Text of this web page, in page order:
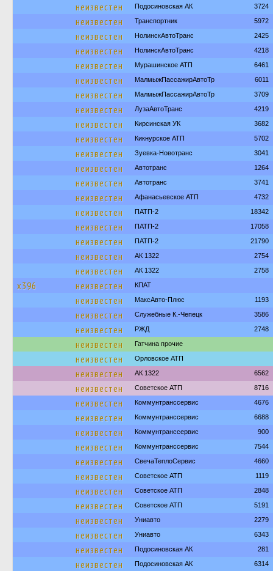
неизвестен Подосиновская АК 3724
неизвестен Транспортник 5972
неизвестен НолинскАвтоТранс 2425
неизвестен НолинскАвтоТранс 4218
неизвестен Мурашинское АТП 6461
неизвестен МалмыжПассажирАвтоТр 6011
неизвестен МалмыжПассажирАвтоТр 3709
неизвестен ЛузаАвтоТранс 4219
неизвестен Кирсинская УК 3682
неизвестен Кикнурское АТП 5702
неизвестен Зуевка-Новотранс 3041
неизвестен Автотранс 1264
неизвестен Автотранс 3741
неизвестен Афанасьевское АТП 4732
неизвестен ПАТП-2 18342
неизвестен ПАТП-2 17058
неизвестен ПАТП-2 21790
неизвестен АК 1322 2754
неизвестен АК 1322 2758
х396 неизвестен КПАТ
неизвестен МаксАвто-Плюс 1193
неизвестен Служебные К.-Чепецк 3586
неизвестен РЖД 2748
неизвестен Гатчина прочие
неизвестен Орловское АТП
неизвестен АК 1322 6562
неизвестен Советское АТП 8716
неизвестен Коммунтранссервис 4676
неизвестен Коммунтранссервис 6688
неизвестен Коммунтранссервис 900
неизвестен Коммунтранссервис 7544
неизвестен СвечаТеплоСервис 4660
неизвестен Советское АТП 1119
неизвестен Советское АТП 2848
неизвестен Советское АТП 5191
неизвестен Униавто 2279
неизвестен Униавто 6343
неизвестен Подосиновская АК 281
неизвестен Подосиновская АК 6314